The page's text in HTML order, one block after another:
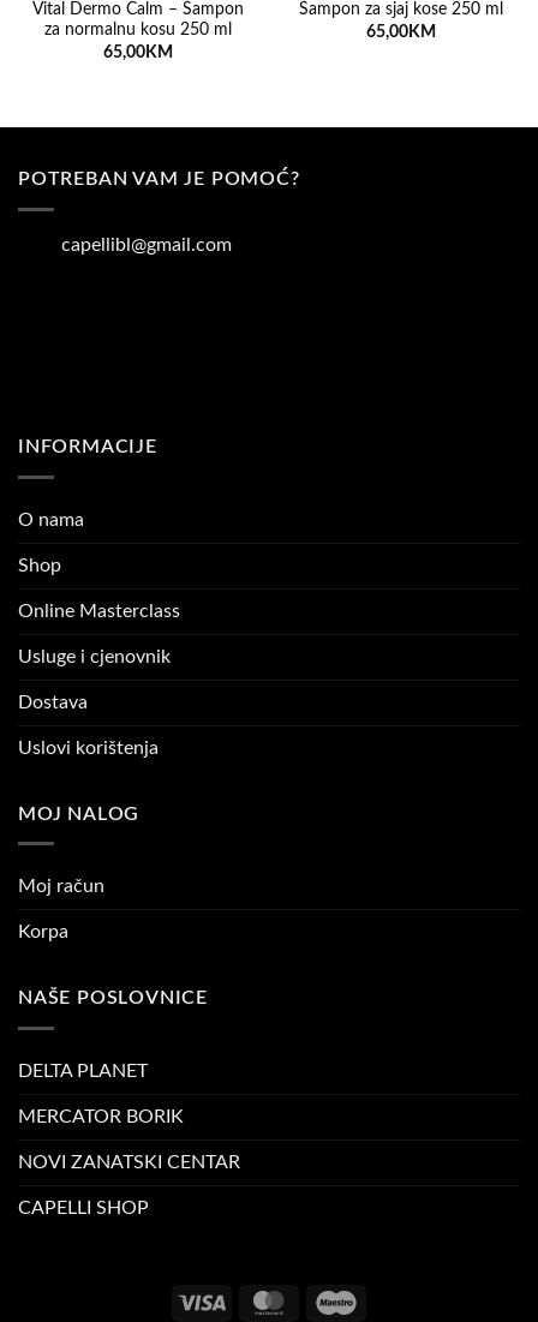
Vital Dermo Calm – Šampon
za normalnu kosu 250 ml
65,00KM
Šampon za sjaj kose 250 ml
65,00KM
POTREBAN VAM JE POMOĆ?
capellibl@gmail.com
INFORMACIJE
O nama
Shop
Online Masterclass
Usluge i cjenovnik
Dostava
Uslovi korištenja
MOJ NALOG
Moj račun
Korpa
NAŠE POSLOVNICE
DELTA PLANET
MERCATOR BORIK
NOVI ZANATSKI CENTAR
CAPELLI SHOP
Visa MasterCard